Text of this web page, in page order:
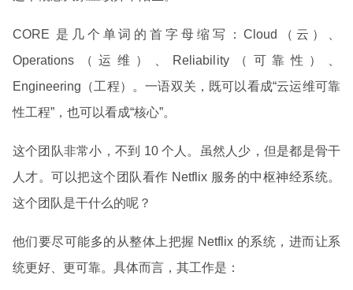
CORE 是几个单词的首字母缩写：Cloud（云）、
Operations（运维）、Reliability（可靠性）、
Engineering（工程）。一语双关，既可以看成“云运维可靠
性工程”，也可以看成“核心”。
这个团队非常小，不到 10 个人。虽然人少，但是都是骨干
人才。可以把这个团队看作 Netflix 服务的中枢神经系统。
这个团队是干什么的呢？
他们要尽可能多的从整体上把握 Netflix 的系统，进而让系
统更好、更可靠。具体而言，其工作是：